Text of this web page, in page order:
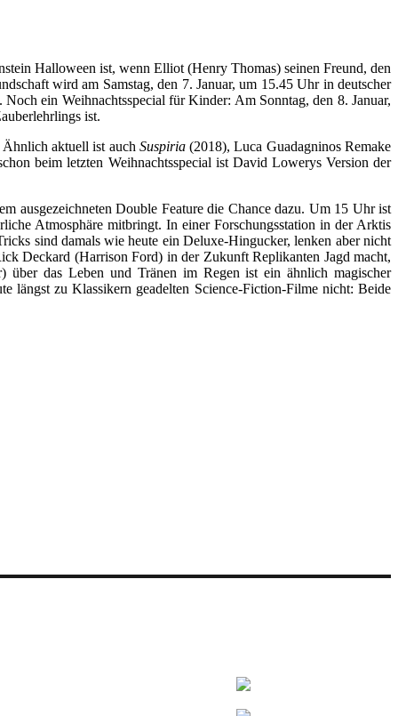
Halloween ist, wenn Elliot (Henry Thomas) seinen Freund, den
wird am Samstag, den 7. Januar, um 15.45 Uhr in deutscher
ein Weihnachtsspecial für Kinder: Am Sonntag, den 8. Januar,
ist.
aktuell ist auch Suspiria(2018), Luca Guadagninos Remake
beim letzten Weihnachtsspecial ist David Lowerys Version der
ausgezeichneten Double Feature die Chance dazu. Um 15 Uhr ist
Atmosphäre mitbringt. In einer Forschungsstation in der Arktis
sind damals wie heute ein Deluxe-Hingucker, lenken aber nicht
Deckard (Harrison Ford) in der Zukunft Replikanten Jagd macht,
über das Leben und Tränen im Regen ist ein ähnlich magischer
längst zu Klassikern geadelten Science-Fiction-Filme nicht: Beide